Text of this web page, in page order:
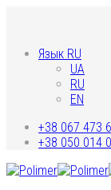
Язык RU
UA
RU
EN
+38 067 473
+38 050 014